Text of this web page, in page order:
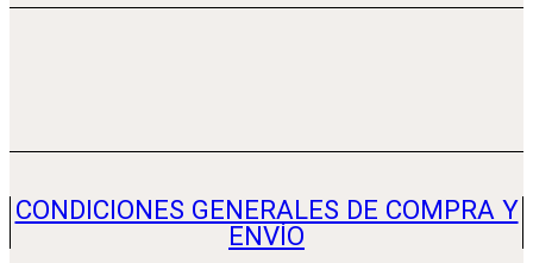
CONDICIONES GENERALES DE COMPRA Y
ENVÍO